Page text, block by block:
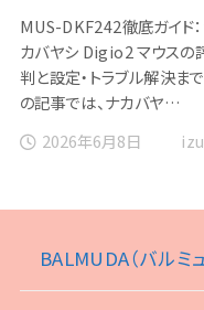
MUS-DKF242徹底ガイド
カバヤシ Digio2 マウスの
判と設定・トラブル解決ま
の記事では、ナカバヤ…
2026年6月8日
BALMUDA（バルミ